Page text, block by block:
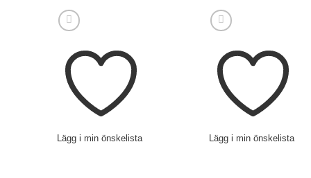
Lägg i min önskelista Lägg i min önskelista